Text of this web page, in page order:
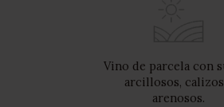
Vino de parcela con
arcillosos,
arenosos.